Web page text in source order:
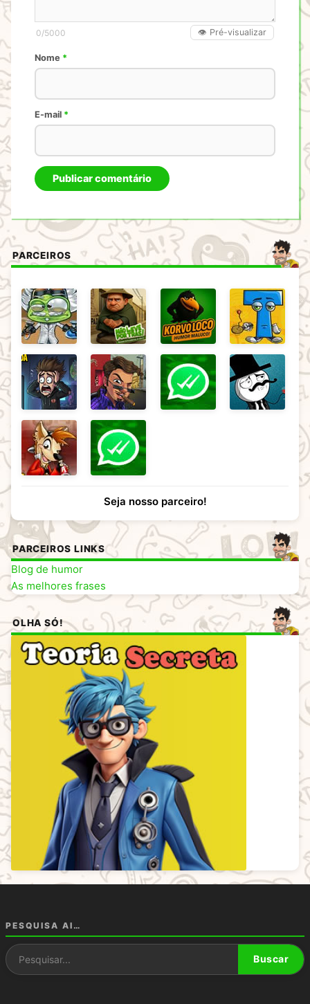
0/5000 👁️ Pré-visualizar
Nome *
E-mail *
PARCEIROS
Seja nosso parceiro!
PARCEIROS LINKS
Blog de humor
As melhores frases
OLHA SÓ!
PESQUISA AI…
Pesquisar por:
Buscar